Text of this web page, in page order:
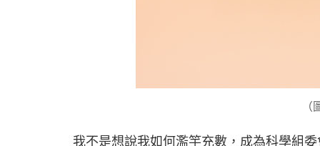
我不是想說我如何濫竽充數，成為科學組